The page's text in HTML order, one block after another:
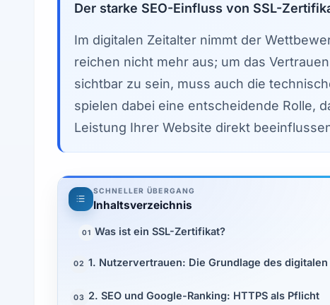
Der starke SEO-Einfluss von SSL-
Im digitalen Zeitalter nimmt der
reichen nicht mehr aus; um das
sichtbar zu sein, muss auch die
spielen dabei eine entscheidende Rolle,
Leistung Ihrer Website direkt
SCHNELLER ÜBERGANG
Inhaltsverzeichnis
01 Was ist ein SSL-Zertifikat?
02 1. Nutzervertrauen: Die Grundlage des digitalen
03 2. SEO und Google-Ranking: HTTPS als Pflicht